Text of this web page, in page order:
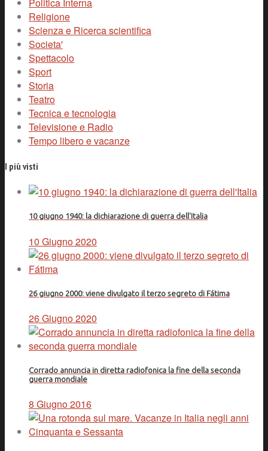
Religione
Scienza e Ricerca scientifica
Societa'
Spettacolo
Sport
Storia
Teatro
Tecnica e tecnologia
Televisione e Radio
Tempo libero e vacanze
I più visti
10 giugno 1940: la dichiarazione di guerra dell'Italia
10 Giugno 2020
26 giugno 2000: viene divulgato il terzo segreto di Fátima
26 Giugno 2020
Corrado annuncia in diretta radiofonica la fine della seconda
guerra mondiale
8 Giugno 2016